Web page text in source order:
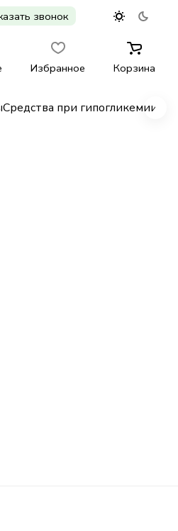
звонок
Избранное Корзина
Средства при гипогликемии